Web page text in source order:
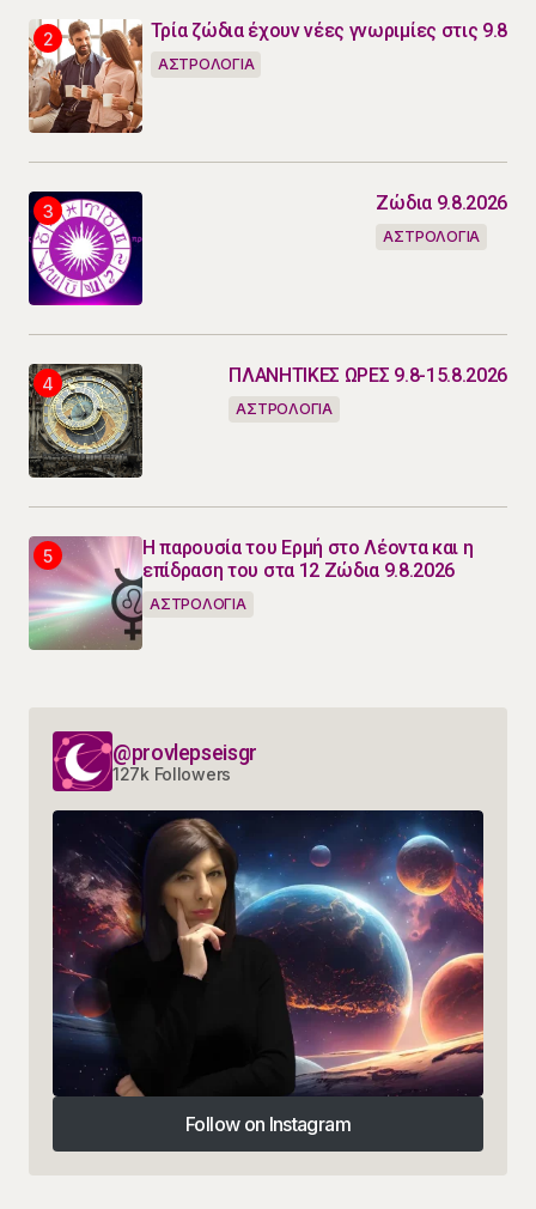
Τρία ζώδια έχουν νέες γνωριμίες στις 9.8
ΑΣΤΡΟΛΟΓΙΑ
Ζώδια 9.8.2026
ΑΣΤΡΟΛΟΓΙΑ
ΠΛΑΝΗΤΙΚΕΣ ΩΡΕΣ 9.8-15.8.2026
ΑΣΤΡΟΛΟΓΙΑ
Η παρουσία του Ερμή στο Λέοντα και η
επίδραση του στα 12 Ζώδια 9.8.2026
ΑΣΤΡΟΛΟΓΙΑ
@provlepseisgr
127k Followers
Follow on Instagram
Follow on Instagram